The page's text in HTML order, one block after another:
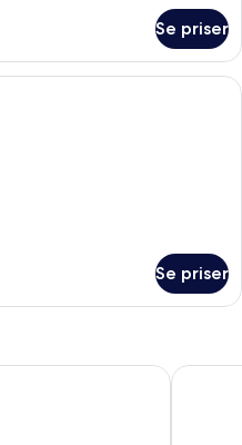
Se priser
Ett rum med två enkelsängar, ett
Se priser
Best